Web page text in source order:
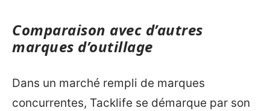
Comparaison avec d’autres
marques d’outillage
Dans un marché rempli de marques
concurrentes, Tacklife se démarque par son